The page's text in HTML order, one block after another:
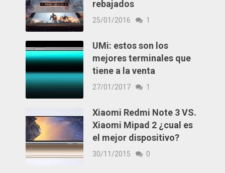
rebajados
25/01/2016 1
UMi: estos son los
mejores terminales que
tiene a la venta
27/01/2017 1
Xiaomi Redmi Note 3 VS.
Xiaomi Mipad 2 ¿cual es
el mejor dispositivo?
30/11/2015 0